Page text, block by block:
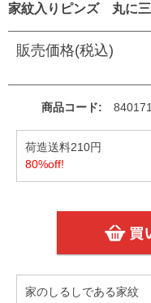
家紋入りピンズ 丸に
販売価格(税込)
商品コード 840171
荷造送料210円
80%off!
家のしるしである家紋